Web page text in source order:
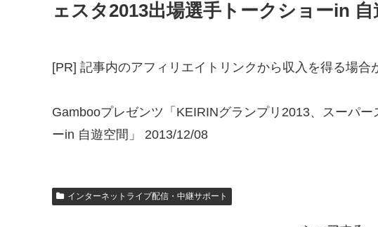
ェスタ2013出場選手トークショーin 自
[PR] 記事内のアフィリエイトリンクから収入を得る場合
Gambooプレゼンツ「KEIRINグランプリ2013、スーパ
ーin 自遊空間」 2013/12/08
インターネットライブ配信・中継サポート